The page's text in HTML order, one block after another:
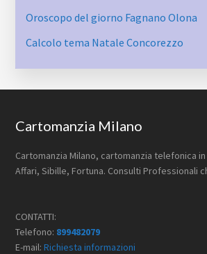
Oroscopo del giorno Fagnano Olona
Calcolo tema Natale Concorezzo
Footer
Cartomanzia Milano
Cartomanzia Milano, cartomanzia telefonica
Affari, Sibille, Fortuna. Consulti Professionali
CONTATTI:
Telefono: 899482079
E-mail:Richiesta informazioni